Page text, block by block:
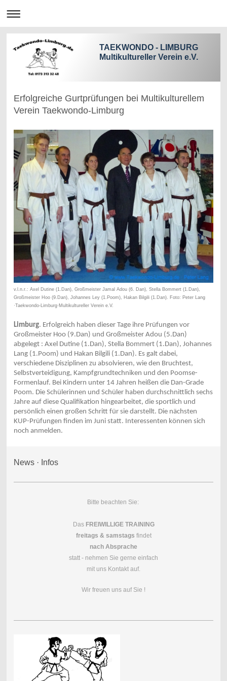
TAEKWONDO - LIMBURG
Multikultureller Verein e.V.
Erfolgreiche Gurtprüfungen bei Multikulturellem
Verein Taekwondo-Limburg
v.l.n.r.: Axel Dutine (1.Dan), Großmeister Jamal Adou (6. Dan), Stella Bommert (1.Dan),
Großmeister Hoo (9.Dan), Johannes Ley (1.Poom), Hakan Bilgili (1.Dan). Foto: Peter Lang
·Taekwondo-Limburg·Multikultureller Verein e.V.
Limburg. Erfolgreich haben dieser Tage ihre Prüfungen vor
Großmeister Hoo (9.Dan) und Großmeister Adou (5.Dan)
abgelegt : Axel Dutine (1.Dan), Stella Bommert (1.Dan), Johannes
Lang (1.Poom) und Hakan Bilgili (1.Dan). Es galt dabei,
verschiedene Disziplinen zu absolvieren, wie den Bruchtest,
Selbstverteidigung, Kampfgrundtechniken und den Poomse-
Formenlauf. Bei Kindern unter 14 Jahren heißen die Dan-Grade
Poom. Die Schülerinnen und Schüler haben durchschnittlich sechs
Jahre auf diese Qualifikation hingearbeitet, die sportlich und
persönlich einen großen Schritt für sie darstellt. Die nächsten
KUP-Prüfungen finden im Juni statt. Interessenten können sich
noch anmelden.
News · Infos
Bitte beachten Sie:
Das FREIWILLIGE TRAINING
freitags & samstags findet
nach Absprache
statt - nehmen Sie gerne einfach
mit uns Kontakt auf.
Wir freuen uns auf Sie !